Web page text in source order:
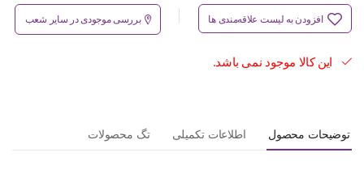
افزودن به لیست علاقه‌مندی ها بررسی موجودی در سایر شعب
این کالا موجود نمی باشد.
توضیحات محصول اطلاعات تکمیلی تگ محصولات